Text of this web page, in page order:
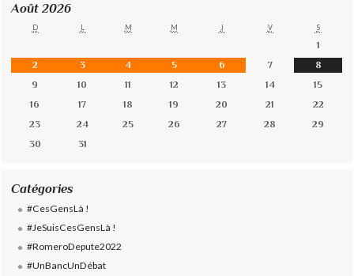
Août 2026
D L M M J V S
1
2
3 4 5 6 7
8
9
10 11 12 13 14
15
16
17 18 19 20 21
22
23
24 25 26 27 28
29
30
31
Catégories
#CesGensLà !
#JeSuisCesGensLà !
#RomeroDepute2022
#UnBancUnDébat